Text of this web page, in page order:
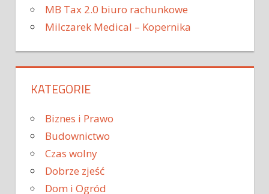
MB Tax 2.0 biuro rachunkowe
Milczarek Medical – Kopernika
KATEGORIE
Biznes i Prawo
Budownictwo
Czas wolny
Dobrze zjeść
Dom i Ogród